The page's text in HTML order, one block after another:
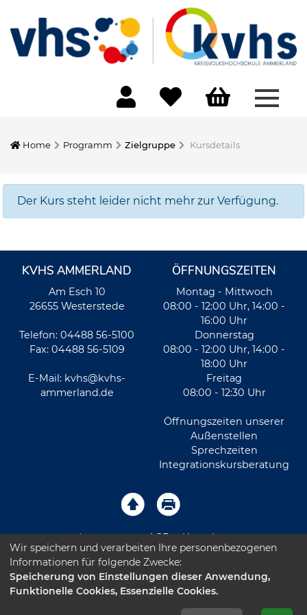
Home Programm Zielgruppe Kursdetails
Der Kurs steht leider nicht mehr zur Verfügung.
KVHS AMMERLAND
Am Esch 10
26655 Westerstede
Telefon: 04488 56-5100
Fax: 04488 56-5109
E-Mail: kvhs@kvhs-
ammerland.de
ÖFFNUNGSZEITEN
Montag - Mittwoch
08:00 - 12:00 Uhr, 14:00 -
16:00 Uhr
Donnerstag
08:00 - 12:00 Uhr, 14:00 -
18:00 Uhr
Freitag
08:00 - 12:30 Uhr
Öffnungszeiten unserer
Außenstellen
Sprechzeiten
Integrationskursberatung
Impressum AGB Kontakt
Sitemap Datenschutz Leichte Sprache
Barrierefreiheitserklärung
Wir speichern und verarbeiten Ihre personenbezogenen
Informationen für folgende Zwecke:
Speicherung von Einstellungen dieser Anwendung,
Funktionelle Cookies, Essenzielle Cookies.